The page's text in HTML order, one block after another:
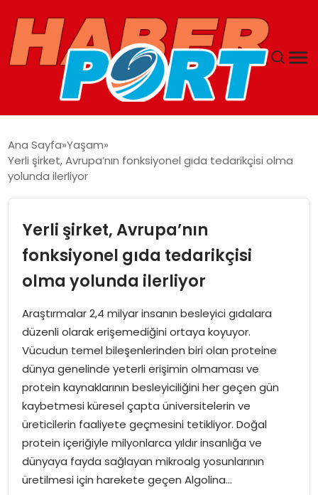
GUNCEL
SPOR
MAGAZIN
SPOR
EĞITIM
OTOMOBIL
TEKNOLOJI
Ana Sayfa Yaşam
Yerli şirket, Avrupa’nın fonksiyonel gıda tedarikçisi olma
yolunda ilerliyor
Yerli şirket, Avrupa’nın
fonksiyonel gıda tedarikçisi
olma yolunda ilerliyor
Araştırmalar 2,4 milyar insanın besleyici gıdalara
düzenli olarak erişemediğini ortaya koyuyor.
Vücudun temel bileşenlerinden biri olan proteine
dünya genelinde yeterli erişimin olmaması ve
protein kaynaklarının besleyiciliğini her geçen gün
kaybetmesi küresel çapta üniversitelerin ve
üreticilerin faaliyete geçmesini tetikliyor. Doğal
protein içeriğiyle milyonlarca yıldır insanlığa ve
dünyaya fayda sağlayan mikroalg yosunlarının
üretilmesi için harekete geçen Algolina…